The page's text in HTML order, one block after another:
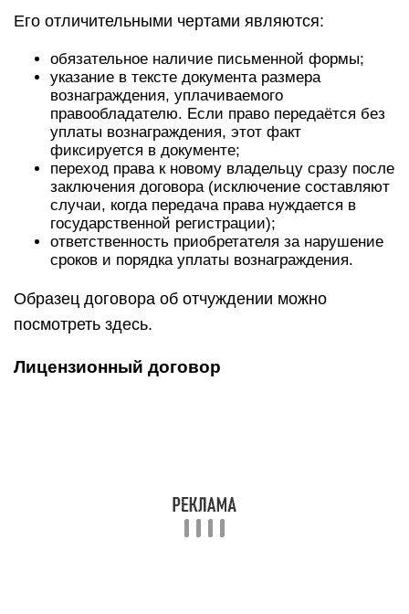
Его отличительными чертами являются:
обязательное наличие письменной формы;
указание в тексте документа размера
вознаграждения, уплачиваемого
правообладателю. Если право передаётся без
уплаты вознаграждения, этот факт
фиксируется в документе;
переход права к новому владельцу сразу после
заключения договора (исключение составляют
случаи, когда передача права нуждается в
государственной регистрации);
ответственность приобретателя за нарушение
сроков и порядка уплаты вознаграждения.
Образец договора об отчуждении можно
посмотреть здесь.
Лицензионный договор